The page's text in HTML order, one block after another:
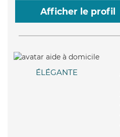
Afficher le profil
ÉLÉGANTE